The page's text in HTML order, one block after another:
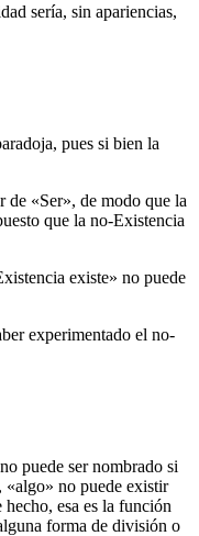
sería, sin apariencias,
pues si bien la
de «Ser», de modo que la
que la no-Existencia
existe» no puede
experimentado el no-
puede ser nombrado si
«algo» no puede existir
esa es la función
forma de división o